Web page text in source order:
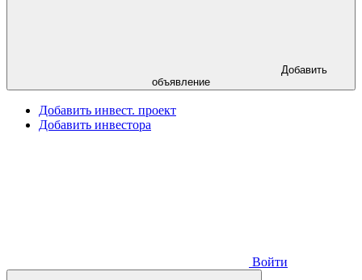
объявление
Добавить инвест. проект
Добавить инвестора
Войти